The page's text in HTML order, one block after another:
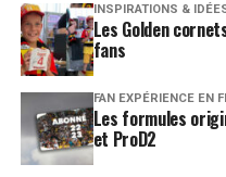
INSPIRATIONS &
Les Golden
fans
FAN EXPÉRIENCE EN
Les formules
et ProD2